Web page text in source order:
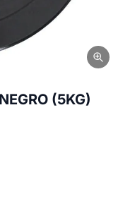
(5KG)